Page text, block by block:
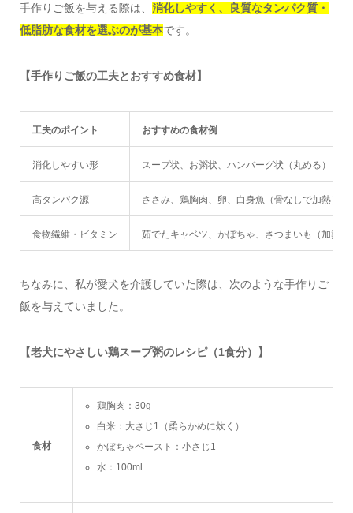
手作りご飯を与える際は、 消化しやすく、良質なタンパク質・
低脂肪な食材を選ぶのが基本です。
【手作りご飯の工夫とおすすめ食材】
工夫のポイント おすすめの食材例
消化しやすい形 スープ状、お粥状、ハンバーグ状（丸める）
高タンパク源 ささみ、鶏胸肉、卵、白身魚（骨なしで加熱）
食物繊維・ビタミン 茹でたキャベツ、かぼちゃ、さつまいも（加熱し
ちなみに、私が愛犬を介護していた際は、次のような手作りご
飯を与えていました。
【老犬にやさしい鶏スープ粥のレシピ（1食分）】
食材
鶏胸肉：30g
白米：大さじ1（柔らかめに炊く）
かぼちゃペースト：小さじ1
水：100ml